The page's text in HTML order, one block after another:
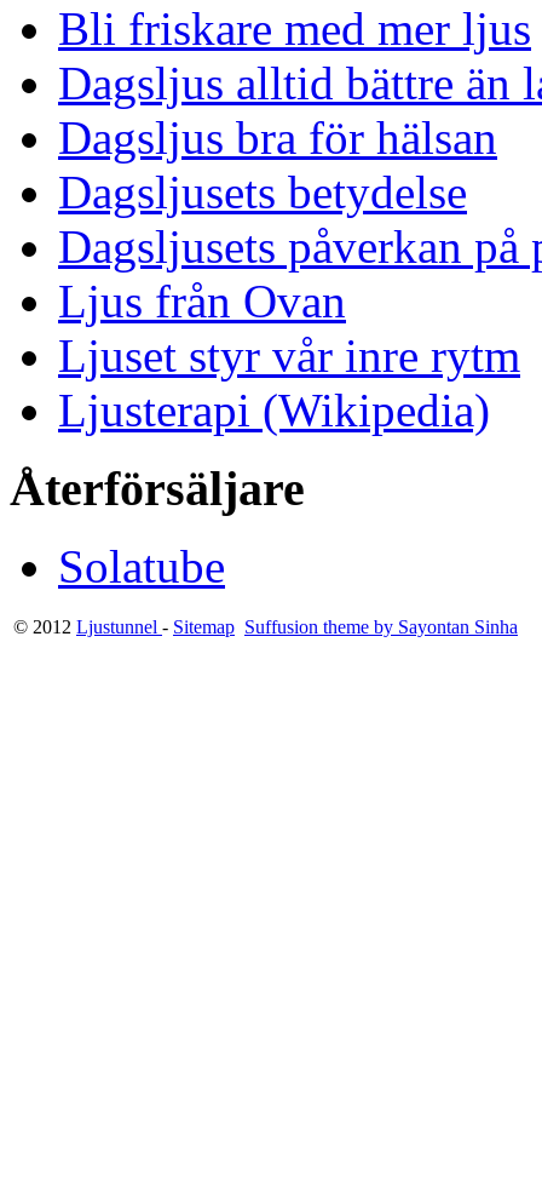
Bli friskare med mer ljus
Dagsljus alltid bättre än
Dagsljus bra för hälsan
Dagsljusets betydelse
Dagsljusets påverkan på
Ljus från Ovan
Ljuset styr vår inre rytm
Ljusterapi (Wikipedia)
Återförsäljare
Solatube
© 2012 Ljustunnel - Sitemap Suffusion theme by Sayontan Sinha